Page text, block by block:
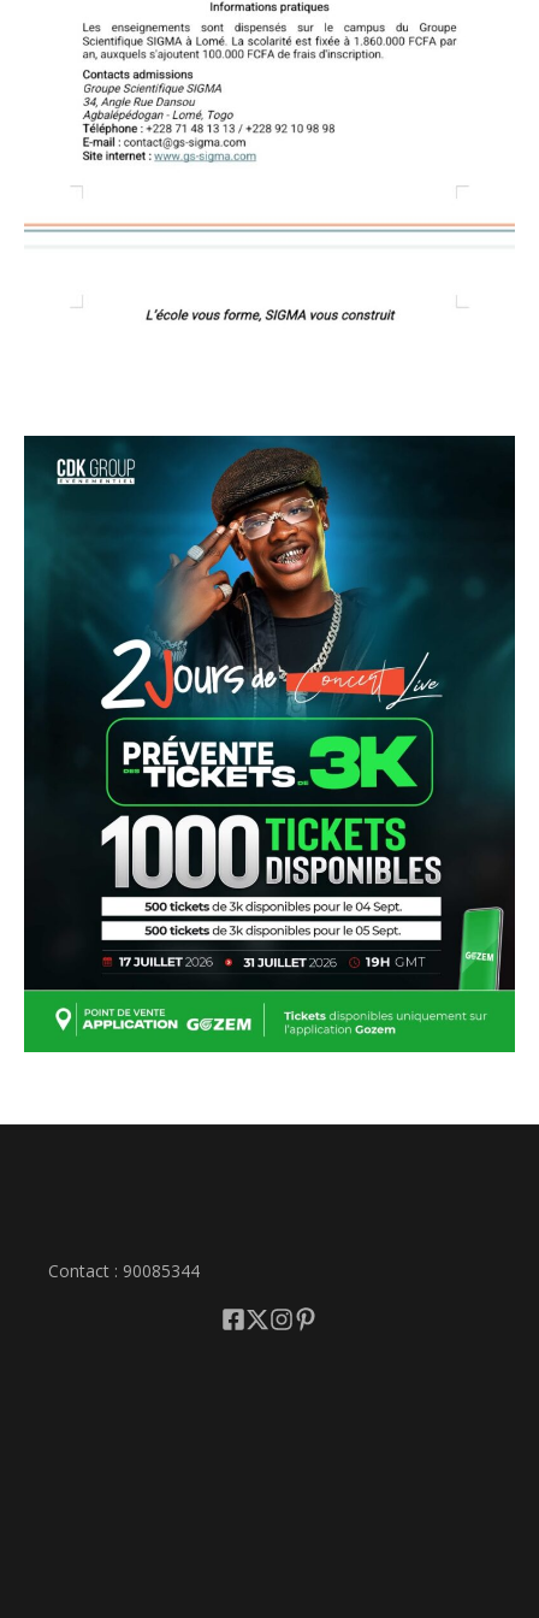
Contact : 90085344